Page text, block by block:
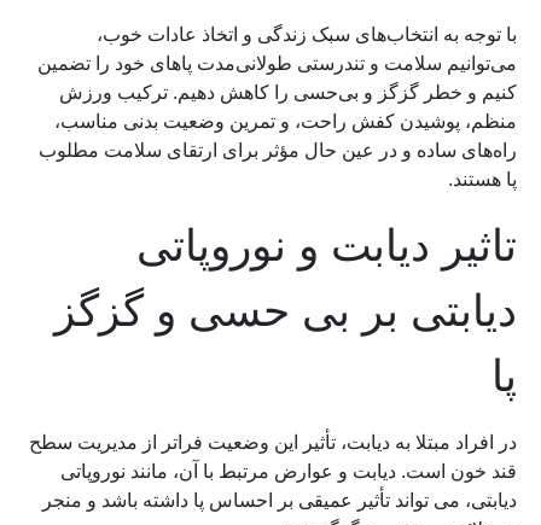
با توجه به انتخاب‌های سبک زندگی و اتخاذ عادات خوب،
می‌توانیم سلامت و تندرستی طولانی‌مدت پاهای خود را تضمین
کنیم و خطر گزگز و بی‌حسی را کاهش دهیم. ترکیب ورزش
منظم، پوشیدن کفش راحت، و تمرین وضعیت بدنی مناسب،
راه‌های ساده و در عین حال مؤثر برای ارتقای سلامت مطلوب
پا هستند.
تاثیر دیابت و نوروپاتی
دیابتی بر بی حسی و گزگز
پا
در افراد مبتلا به دیابت، تأثیر این وضعیت فراتر از مدیریت سطح
قند خون است. دیابت و عوارض مرتبط با آن، مانند نوروپاتی
دیابتی، می تواند تأثیر عمیقی بر احساس پا داشته باشد و منجر